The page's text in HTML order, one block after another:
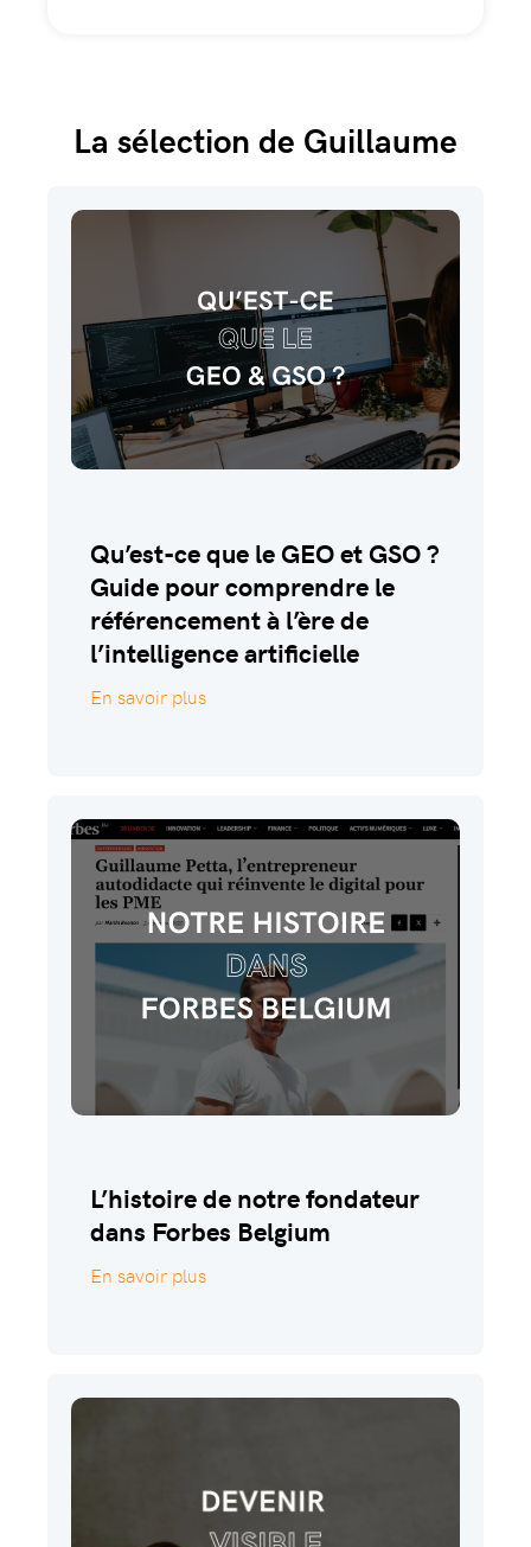
La sélection de Guillaume
Qu’est-ce que le GEO et GSO ?
Guide pour comprendre le
référencement à l’ère de
l’intelligence artificielle
En savoir plus
L’histoire de notre fondateur
dans Forbes Belgium
En savoir plus